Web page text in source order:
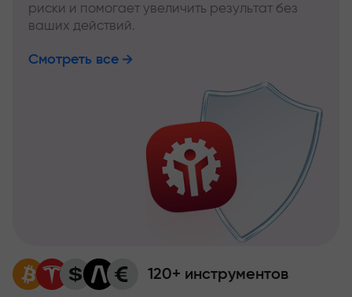
риски и помогает увеличить результат без
ваших действий.
Смотреть все
120+ инструментов